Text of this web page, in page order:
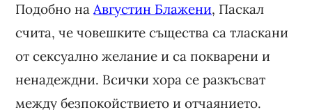
Подобно наАвгустин Блажени, Паскал
счита, че човешките същества са тласкани
от сексуално желание и са покварени и
ненадеждни. Всички хора се разкъсват
между безпокойствието и отчаянието.